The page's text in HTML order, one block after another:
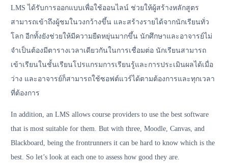
LMS ได้รับการออกแบบเพื่อใช้ออนไลน์ ช่วยให้ผู้สร้างหลักสูตร
สามารถเข้าถึงผู้ชมในวงกว้างขึ้น และสร้างรายได้จากนักเรียนทั่ว
โลก อีกทั้งยังช่วยให้มีความยืดหยุ่นมากขึ้น นักศึกษาและอาจารย์ไม่
จำเป็นต้องมีตารางเวลาเดียวกันในการเชื่อมต่อ นักเรียนสามารถ
เข้าเรียนในชั้นเรียนโปรแกรมการเรียนรู้และการประเมินผลได้เมื่อ
ว่าง และอาจารย์ก็สามารถใช้ซอฟต์แวร์ได้ตามต้องการและทุกเวลา
ที่ต้องการ
In addition, an LMS allows course providers to use the best software
that is most suitable for them. But with three, Moodle, Canvas, and
Blackboard, being the frontrunners it can be hard to know which is the
best. So let’s look at each one to assess how good they are.